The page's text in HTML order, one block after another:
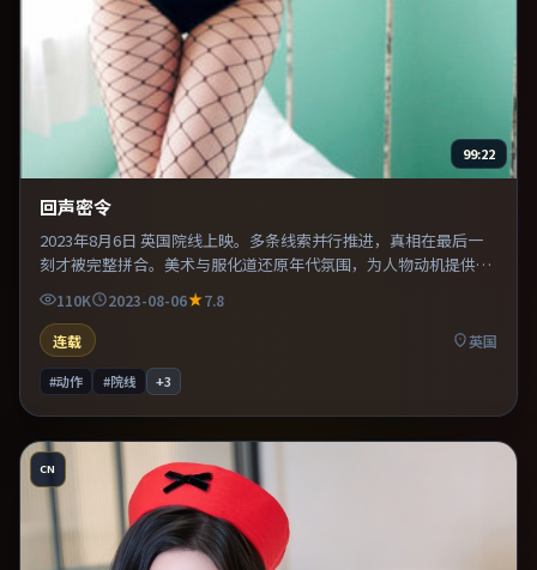
99:22
回声密令
2023年8月6日 英国院线上映。多条线索并行推进，真相在最后一
刻才被完整拼合。美术与服化道还原年代氛围，为人物动机提供可
信支撑。适合喜欢现实主义题材的观众，情绪后劲较足。
110K 2023-08-06
7.8
连载
英国
#动作 #院线 +3
CN